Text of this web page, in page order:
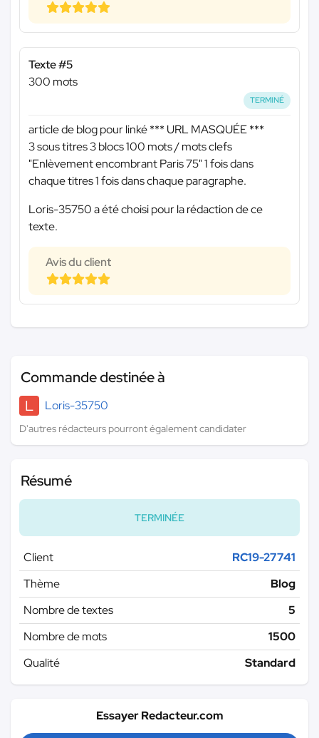
Texte #5
300 mots
TERMINÉ
article de blog pour linké*** URL MASQUÉE ***
3 sous titres 3 blocs 100 mots / mots clefs
"Enlèvement encombrant Paris 75" 1 fois dans
chaque titres 1 fois dans chaque paragraphe.
Loris-35750 a été choisi pour la rédaction de ce
texte.
Avis du client
Commande destinée à
L
Loris-35750
D'autres rédacteurs pourront également candidater
Résumé
TERMINÉE
Client
RC19-27741
Thème
Blog
Nombre de textes
5
Nombre de mots
1500
Qualité
Standard
Essayer Redacteur.com